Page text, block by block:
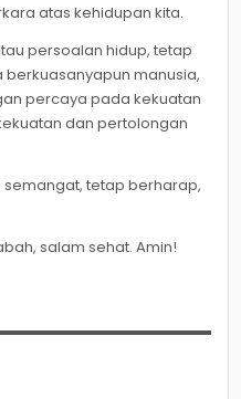
atas kehidupan kita.
persoalan hidup, tetap
manusia,
percaya pada kekuatan
dan pertolongan
semangat, tetap berharap,
salam sehat. Amin!